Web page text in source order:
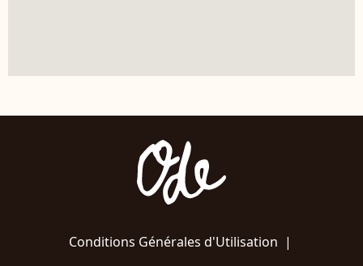
Conditions Générales d'Utilisation |